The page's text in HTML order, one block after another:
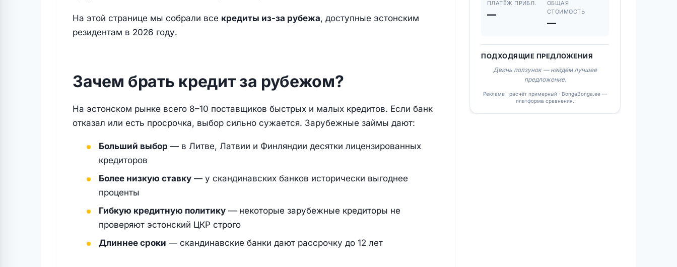
На этой странице мы собрали все кредиты из-за рубежа, доступные эстонским
резидентам в 2026 году.
Зачем брать кредит за рубежом?
На эстонском рынке всего 8–10 поставщиков быстрых и малых кредитов. Если банк
отказал или есть просрочка, выбор сильно сужается. Зарубежные займы дают:
Больший выбор — в Литве, Латвии и Финляндии десятки лицензированных
кредиторов
Более низкую ставку— у скандинавских банков исторически выгоднее
проценты
Гибкую кредитную политику— некоторые зарубежные кредиторы не
проверяют эстонский ЦКР строго
Длиннее сроки — скандинавские банки дают рассрочку до 12 лет
ПЛАТЁЖ ПРИБЛ.
—
ОБЩАЯ
СТОИМОСТЬ
—
ПОДХОДЯЩИЕ ПРЕДЛОЖЕНИЯ
Двинь ползунок — найдём лучшее
предложение.
Реклама · расчёт примерный · BongaBonga.ee —
платформа сравнения.